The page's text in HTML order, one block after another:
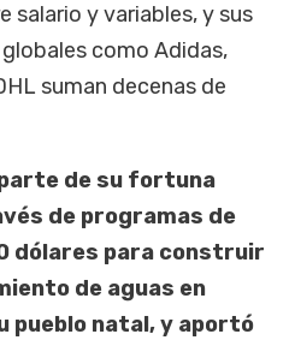
salario y variables, y sus
como Adidas,
suman decenas de
de su fortuna
de programas de
dólares para construir
de aguas en
pueblo natal, y aportó